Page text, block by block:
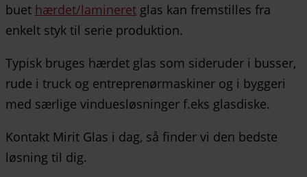
buet hærdet/lamineret glas kan fremstilles fra
enkelt styk til serie produktion.
Typisk bruges hærdet glas som sideruder i busser,
rude i truck og entreprenørmaskiner og i byggeri
med særlige vinduesløsninger f.eks glasdiske.
Kontakt Mirit Glas i dag, så finder vi den bedste
løsning til dig.